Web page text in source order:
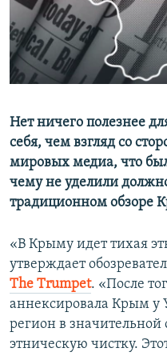
ПОБЕДИТЕЛЕЙ НЕ СУДЯТ?
КРЫМ.НЕПОКОРЕННЫЙ
ELIFBE
ПРИСОЕДИНЯЙТЕСЬ!
Все сайты RFE/RL
Нет ничего полезнее
себя, чем взгляд со
мировых медиа, что
чему не уделили
традиционном обзоре
«В Крыму идет тихая
утверждает
Тhe Тrumpet. «После
аннексировала Крым у
регион в значительной
этническую чистку.